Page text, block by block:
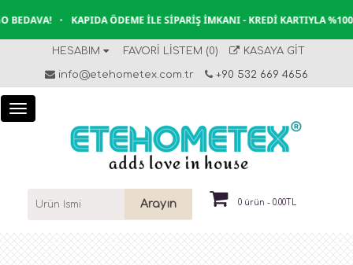
• KAPIDA ÖDEME İLE SIPARIŞ İMKANI - KREDI KARTIYLA %100
HESABIM FAVORI LISTEM (0) KASAYA GIT
info@etehometex.com.tr +90 532 669 4656
Arayın 0 ürün - 0.00TL